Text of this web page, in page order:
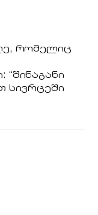
რომელიც
სივრცეში